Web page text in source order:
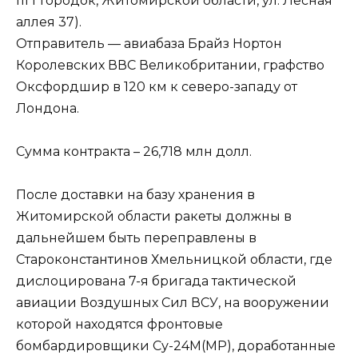
аллея 37).
Отправитель — авиабаза Брайз Нортон
Королевских ВВС Великобритании, графство
Оксфордшир в 120 км к северо-западу от
Лондона.
Сумма контракта – 26,718 млн долл.
После доставки на базу хранения в
Житомирской области ракеты должны в
дальнейшем быть переправлены в
Староконстантинов Хмельницкой области, где
дислоцирована 7-я бригада тактической
авиации Воздушных Сил ВСУ, на вооружении
которой находятся фронтовые
бомбардировщики Су-24М(МР), доработанные